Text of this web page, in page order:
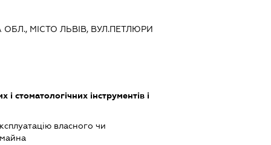
ОБЛ., МІСТО ЛЬВІВ, ВУЛ.ПЕТЛЮРИ
стоматологічних інструментів і
власного чи